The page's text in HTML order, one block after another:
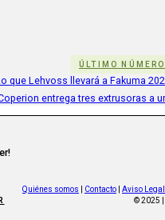
ÚLTIMO NÚMERO
que Lehvoss llevará a Fakuma
entrega tres extrusoras a
Quiénes somos Contacto
Aviso Legal
© 2025